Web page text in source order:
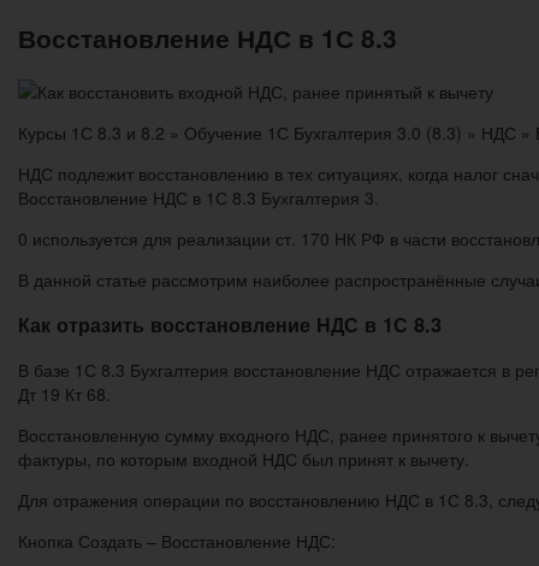
Восстановление НДС в 1С 8.3
Курсы 1С 8.3 и 8.2 » Обучение 1С Бухгалтерия 3.0 (8.3) » НДС
НДС подлежит восстановлению в тех ситуациях, когда налог
Восстановление НДС в 1С 8.3 Бухгалтерия 3.
0 используется для реализации ст. 170 НК РФ в части
В данной статье рассмотрим наиболее распространённые
Как отразить восстановление НДС в 1С 8.3
В базе 1С 8.3 Бухгалтерия восстановление НДС отражается в
Дт 19 Кт 68.
Восстановленную сумму входного НДС, ранее принятого к
фактуры, по которым входной НДС был принят к вычету.
Для отражения операции по восстановлению НДС в 1С 8.3,
Кнопка Создать – Восстановление НДС: